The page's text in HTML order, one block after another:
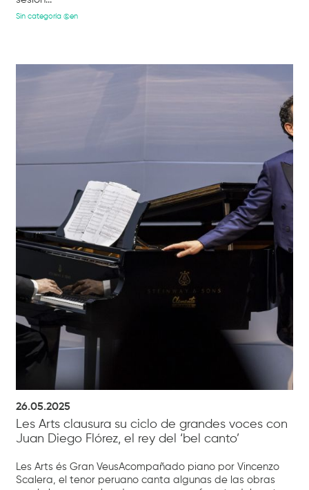
Sin categoría @en
26.05.2025
Les Arts clausura su ciclo de grandes voces con
Juan Diego Flórez, el rey del ‘bel canto’
Les Arts és Gran VeusAcompañado piano por Vincenzo
Scalera, el tenor peruano canta algunas de las obras